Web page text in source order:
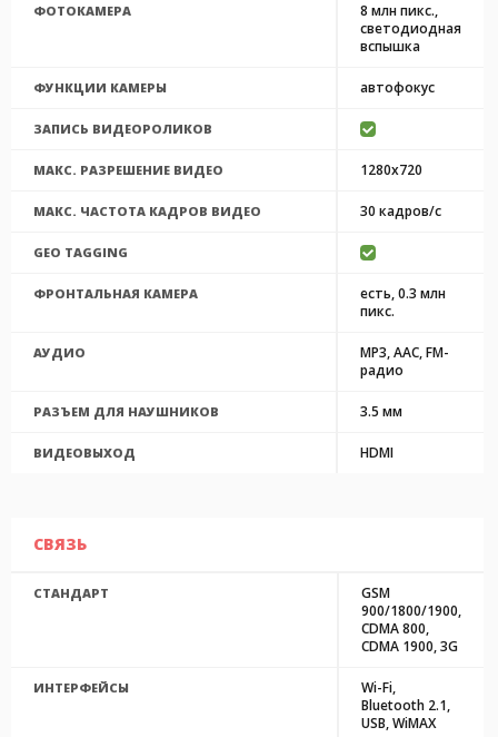
ФОТОКАМЕРА
8 млн пикс.,
светодиодная
вспышка
ФУНКЦИИ КАМЕРЫ автофокус
ЗАПИСЬ ВИДЕОРОЛИКОВ
МАКС. РАЗРЕШЕНИЕ ВИДЕО 1280x720
МАКС. ЧАСТОТА КАДРОВ ВИДЕО 30 кадров/с
GEO TAGGING
ФРОНТАЛЬНАЯ КАМЕРА
есть, 0.3 млн
пикс.
АУДИО
MP3, AAC, FM-
радио
РАЗЪЕМ ДЛЯ НАУШНИКОВ 3.5 мм
ВИДЕОВЫХОД HDMI
СВЯЗЬ
СТАНДАРТ
GSM
900/1800/1900,
CDMA 800,
CDMA 1900, 3G
ИНТЕРФЕЙСЫ
Wi-Fi,
Bluetooth 2.1,
USB, WiMAX